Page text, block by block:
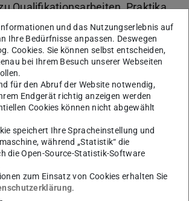
Qualifikationsarbeiten, Praktika,
und dem Lehrangebot.
KONTAKT
und das Nutzungserlebnis auf
Ihre Bedürfnisse anpassen. Deswegen
Cookies. Sie können selbst entscheiden,
bei Ihrem Besuch unserer Webseiten
für den Abruf der Website notwendig,
Endgerät richtig anzeigen werden
Cookies können nicht abgewählt
speichert Ihre Spracheinstellung und
während „Statistik“ die
die Open-Source-Statistik-Software
zum Einsatz von Cookies erhalten Sie
.